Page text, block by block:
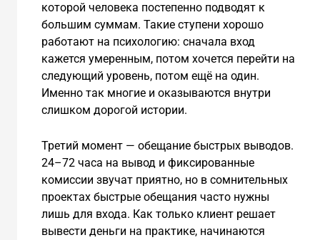
которой человека постепенно подводят к
большим суммам. Такие ступени хорошо
работают на психологию: сначала вход
кажется умеренным, потом хочется перейти на
следующий уровень, потом ещё на один.
Именно так многие и оказываются внутри
слишком дорогой истории.
Третий момент — обещание быстрых выводов.
24–72 часа на вывод и фиксированные
комиссии звучат приятно, но в сомнительных
проектах быстрые обещания часто нужны
лишь для входа. Как только клиент решает
вывести деньги на практике, начинаются